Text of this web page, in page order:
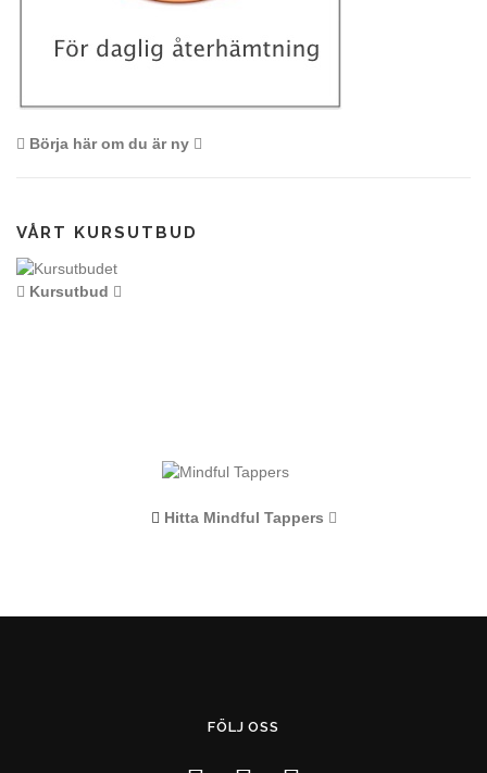
Börja här om du är ny
VÅRT KURSUTBUD
Kursutbud
Hitta Mindful Tappers
FÖLJ OSS